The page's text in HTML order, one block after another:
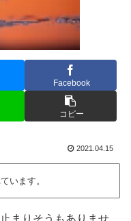
Facebook
コピー
2021.04.15
います。
まりそうもありませ